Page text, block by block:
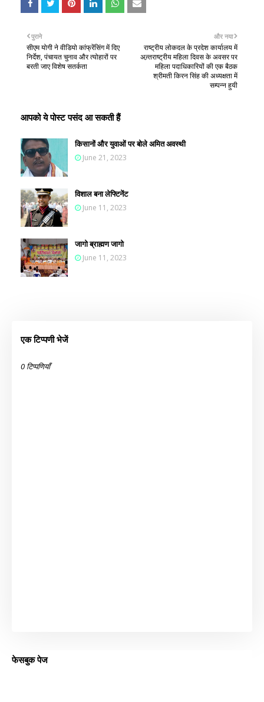
और नया
राष्ट्रीय लोकदल के प्रदेश कार्यालय में
अन्र्तराष्ट्रीय महिला दिवस के अवसर पर
महिला पदाधिकारियों की एक बैठक
श्रीमती किरन सिंह की अध्यक्षता में
सम्पन्न हुयी
पुराने
सीएम योगी ने वीडियो कांफ्रेंसिंग में दिए
निर्देश, पंचायत चुनाव और त्योहारों पर
बरती जाए विशेष सतर्कता
आपको ये पोस्ट पसंद आ सकती हैं
किसानों और युवाओं पर बोले अमित अवस्थी
June 21, 2023
विशाल बना लेफ्टिनेंट
June 11, 2023
जागो ब्राह्मण जागो
June 11, 2023
एक टिप्पणी भेजें
0 टिप्पणियाँ
फेसबुक पेज